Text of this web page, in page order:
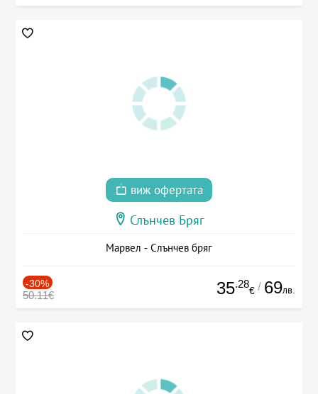
виж офертата
Слънчев Бряг
Марвел - Слънчев бряг
-30%
50.11€ 35.28
€ / 69лв.